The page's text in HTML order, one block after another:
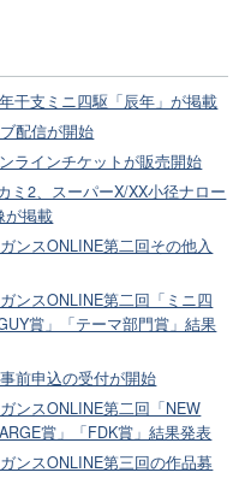
干支ミニ四駆「辰年」が掲載
配信が開始
ラインチケットが販売開始
ミ2、スーパーX/XX小径ナロー
が掲載
ンスONLINE第二回その他入
ンスONLINE第二回「ミニ四
賞」「テーマ部門賞」結果
前申込の受付が開始
ンスONLINE第二回「NEW
賞」「FDK賞」結果発表
ンスONLINE第三回の作品募